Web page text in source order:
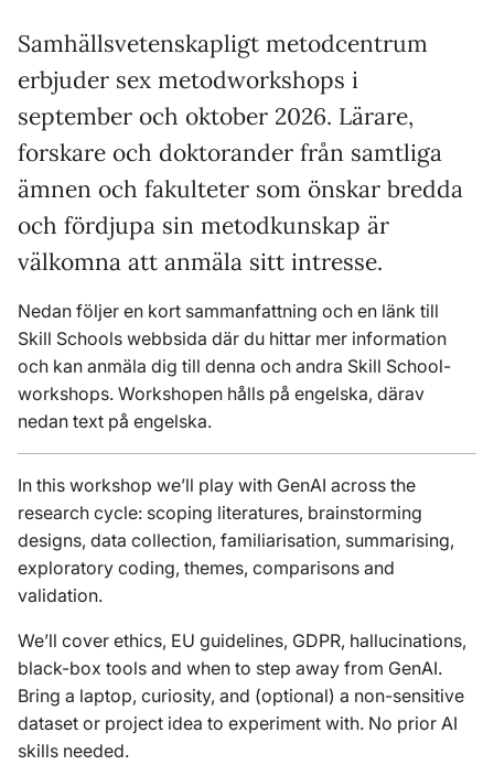
Samhällsvetenskapligt metodcentrum
erbjuder sex metodworkshops i
september och oktober 2026. Lärare,
forskare och doktorander från samtliga
ämnen och fakulteter som önskar bredda
och fördjupa sin metodkunskap är
välkomna att anmäla sitt intresse.
Nedan följer en kort sammanfattning och en länk till
Skill Schools webbsida där du hittar mer information
och kan anmäla dig till denna och andra Skill School-
workshops. Workshopen hålls på engelska, därav
nedan text på engelska.
In this workshop we’ll play with GenAI across the
research cycle: scoping literatures, brainstorming
designs, data collection, familiarisation, summarising,
exploratory coding, themes, comparisons and
validation.
We’ll cover ethics, EU guidelines, GDPR, hallucinations,
black-box tools and when to step away from GenAI.
Bring a laptop, curiosity, and (optional) a non-sensitive
dataset or project idea to experiment with. No prior AI
skills needed.